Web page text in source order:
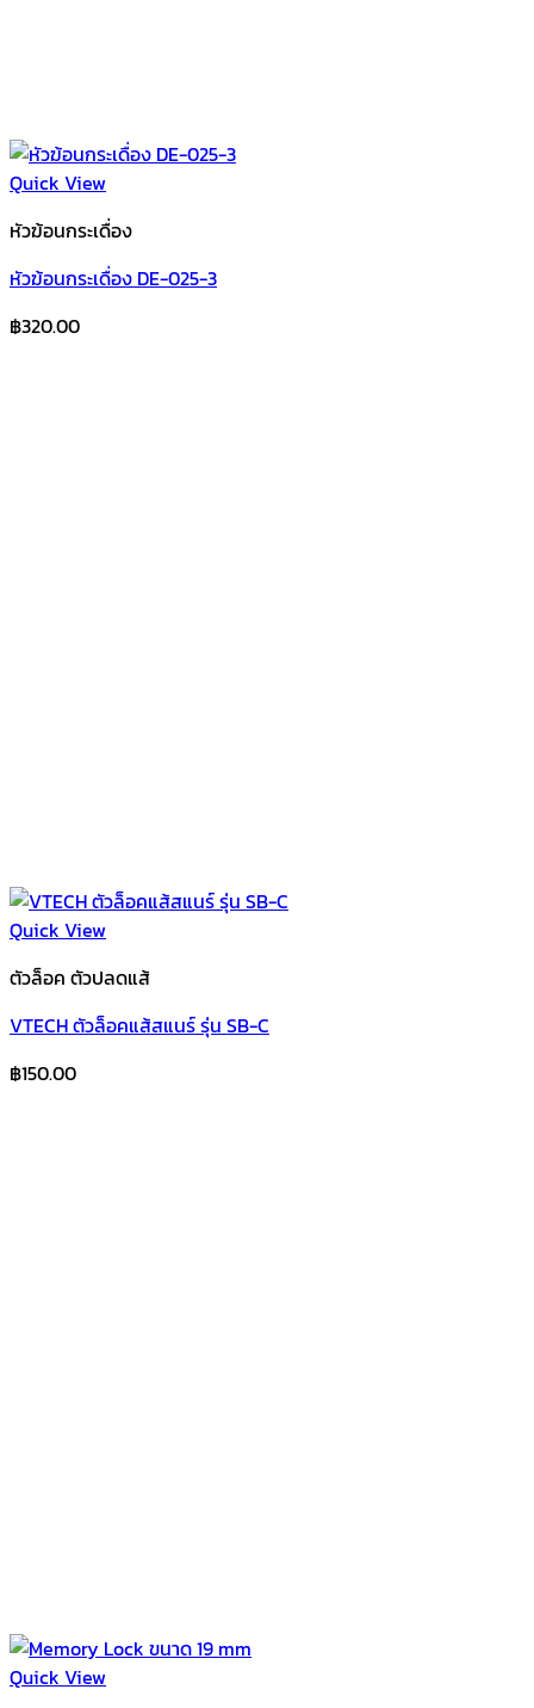
Quick View
หัวฆ้อนกระเดื่อง
หัวฆ้อนกระเดื่อง DE-025-3
฿320.00
Quick View
ตัวล็อค ตัวปลดแส้
VTECH ตัวล็อคแส้สแนร์ รุ่น SB-C
฿150.00
Quick View